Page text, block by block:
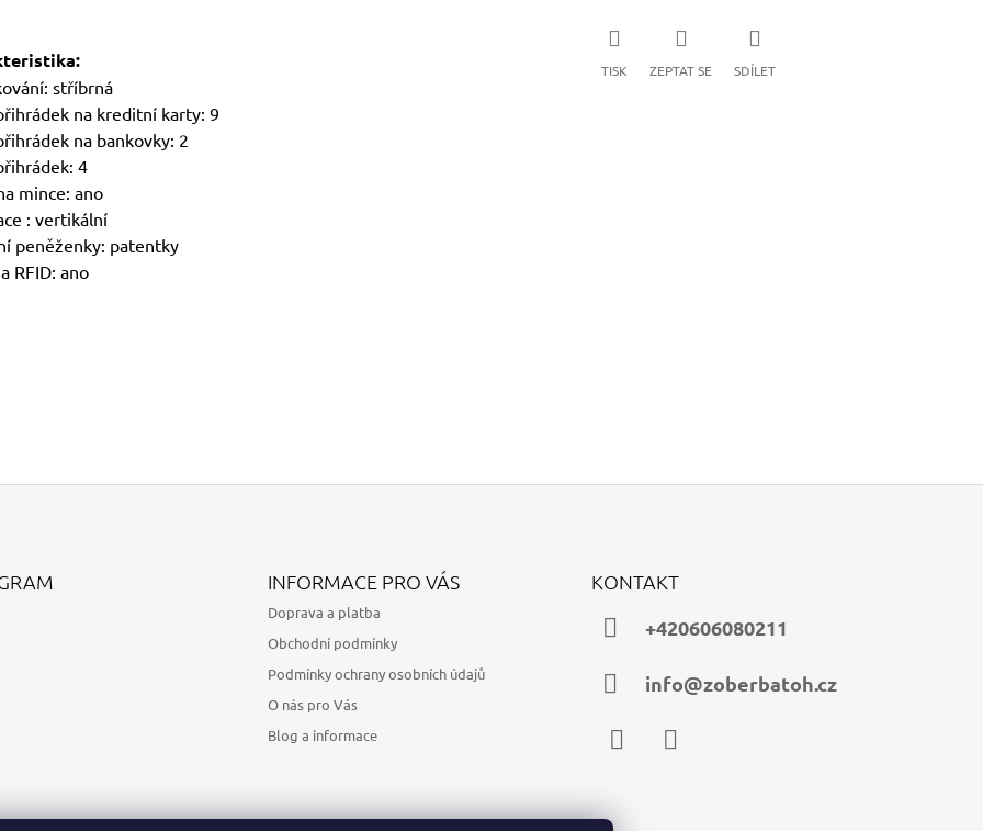
stříbrná
na kreditní karty: 9
na bankovky: 2
4
mince: ano
: vertikální
peněženky: patentky
RFID: ano
TISK ZEPTAT SE SDÍLET
INFORMACE PRO VÁS
Doprava a platba
Obchodní podmínky
Podmínky ochrany osobních údajů
O nás pro Vás
Blog a informace
KONTAKT
+420606080211
info@zoberbatoh.cz